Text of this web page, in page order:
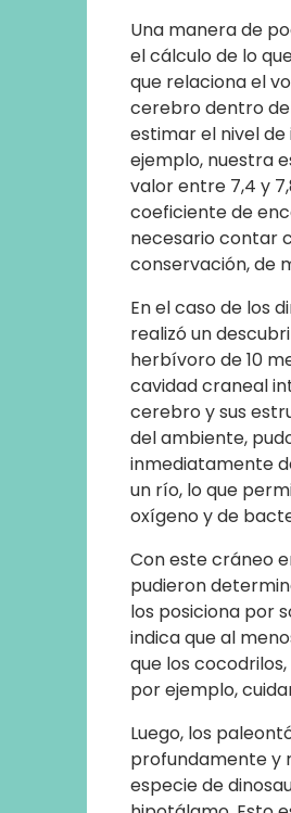
Una manera de
el cálculo de lo
que relaciona el
cerebro dentro
estimar el nivel de
ejemplo, nuestra
valor entre 7,4 y
coeficiente de
necesario contar
conservación, de
En el caso de los
realizó un
herbívoro de 10
cavidad craneal
cerebro y sus
del ambiente,
inmediatamente
un río, lo que
oxígeno y de
Con este cráneo
pudieron
los posiciona por
indica que al
que los
por ejemplo,
Luego, los
profundamente y
especie de